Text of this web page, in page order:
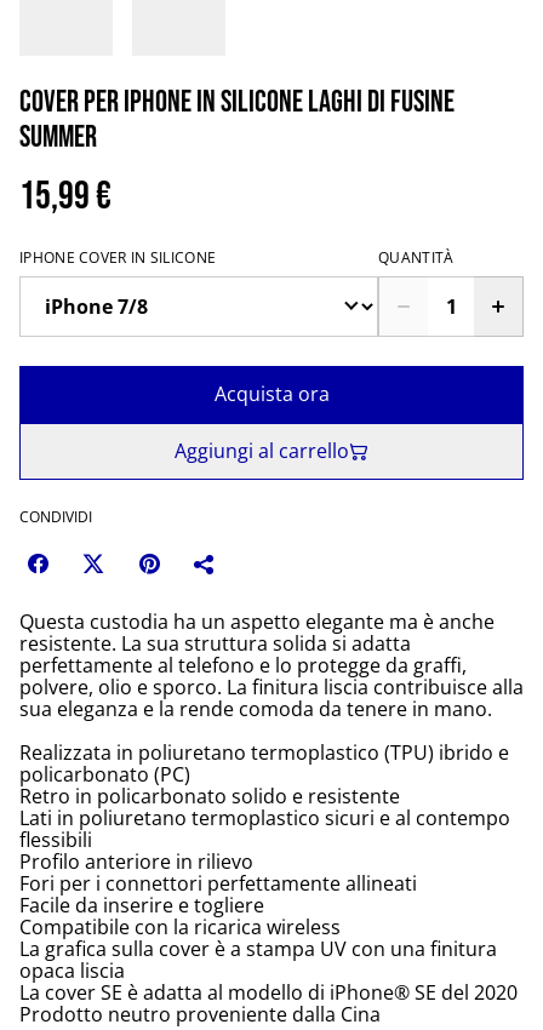
Cover per iPhone in silicone Laghi di Fusine
summer
15,99 €
IPHONE COVER IN SILICONE QUANTITÀ
Acquista ora
Aggiungi al carrello
CONDIVIDI
Questa custodia ha un aspetto elegante ma è anche
resistente. La sua struttura solida si adatta
perfettamente al telefono e lo protegge da graffi,
polvere, olio e sporco. La finitura liscia contribuisce alla
sua eleganza e la rende comoda da tenere in mano.
Realizzata in poliuretano termoplastico (TPU) ibrido e
policarbonato (PC)
Retro in policarbonato solido e resistente
Lati in poliuretano termoplastico sicuri e al contempo
flessibili
Profilo anteriore in rilievo
Fori per i connettori perfettamente allineati
Facile da inserire e togliere
Compatibile con la ricarica wireless
La grafica sulla cover è a stampa UV con una finitura
opaca liscia
La cover SE è adatta al modello di iPhone® SE del 2020
Prodotto neutro proveniente dalla Cina